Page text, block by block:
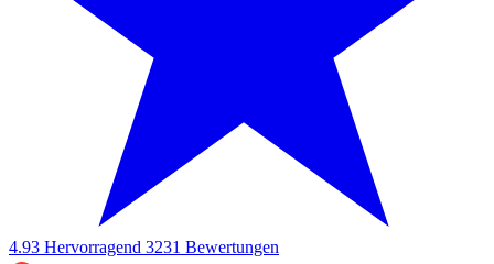
4.93 Hervorragend 3231 Bewertungen